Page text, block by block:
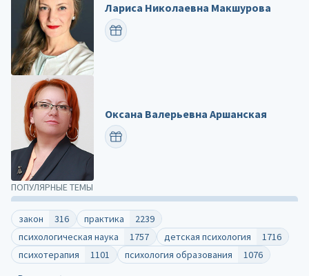
ПОПУЛЯРНЫЕ ТЕМЫ
закон 316 практика
2239
психологическая наука
1757 детская психология
1716
психотерапия
1101 психология образования
1076
Лариса Николаевна Макшурова
ПОЗДРАВИТЬ
Оксана Валерьевна Аршанская
ПОЗДРАВИТЬ